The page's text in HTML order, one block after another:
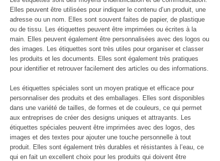
Elles peuvent être utilisées pour indiquer le contenu d’un produit, une
adresse ou un nom. Elles sont souvent faites de papier, de plastique
ou de tissu. Les étiquettes peuvent être imprimées ou écrites à la
main. Elles peuvent également être personnalisées avec des logos ou
des images. Les étiquettes sont très utiles pour organiser et classer
les produits et les documents. Elles sont également très pratiques
pour identifier et retrouver facilement des articles ou des informations.
Les étiquettes spéciales sont un moyen pratique et efficace pour
personnaliser des produits et des emballages. Elles sont disponibles
dans une variété de tailles, de formes et de couleurs, ce qui permet
aux entreprises de créer des designs uniques et attrayants. Les
étiquettes spéciales peuvent être imprimées avec des logos, des
images et des textes pour ajouter une touche personnelle à tout
produit. Elles sont également très durables et résistantes à l’eau, ce
qui en fait un excellent choix pour les produits qui doivent être